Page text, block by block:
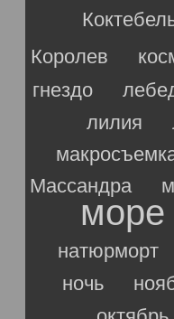
Королев
гнездо
лилия
Массандра
море
натюрморт
ночь